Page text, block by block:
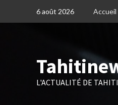
6 août 2026 Accueil
L'ACTUALITÉ DE